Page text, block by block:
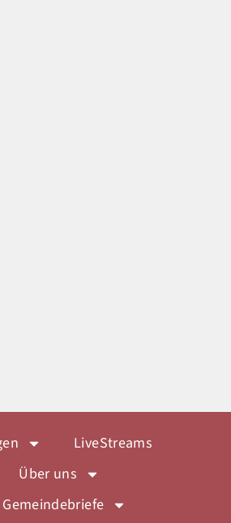
LiveStreams
Über uns
Gemeindebriefe